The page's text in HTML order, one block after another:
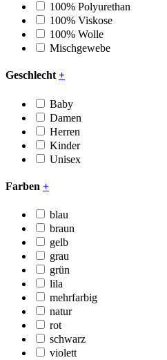
100% Polyurethan
100% Viskose
100% Wolle
Mischgewebe
Geschlecht +
Baby
Damen
Herren
Kinder
Unisex
Farben +
blau
braun
gelb
grau
grün
lila
mehrfarbig
natur
rot
schwarz
violett